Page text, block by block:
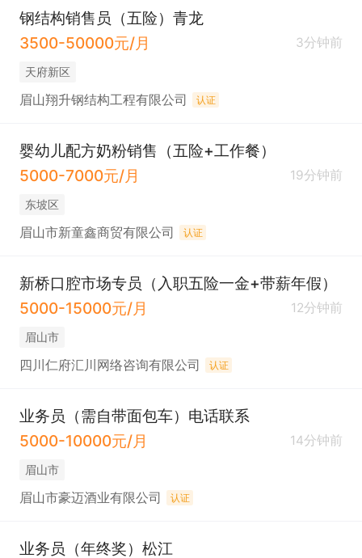
钢结构销售员（五险）青龙
3500-50000元/月
3分钟前
天府新区
眉山翔升钢结构工程有限公司 认证
婴幼儿配方奶粉销售（五险+工作餐）
5000-7000元/月
19分钟前
东坡区
眉山市新童鑫商贸有限公司 认证
新桥口腔市场专员（入职五险一金+带薪年假）
5000-15000元/月
12分钟前
眉山市
四川仁府汇川网络咨询有限公司 认证
业务员（需自带面包车）电话联系
5000-10000元/月
14分钟前
眉山市
眉山市豪迈酒业有限公司 认证
业务员（年终奖）松江